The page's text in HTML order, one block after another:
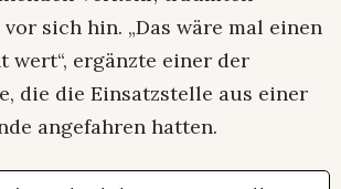
sich hin. „Das wäre mal einen
wert“, ergänzte einer der
die die Einsatzstelle aus einer
angefahren hatten.